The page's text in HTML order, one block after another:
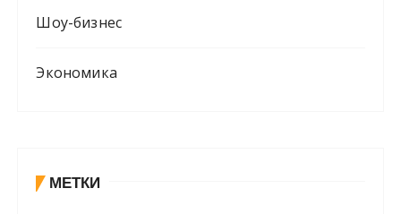
Шоу-бизнес
Экономика
МЕТКИ